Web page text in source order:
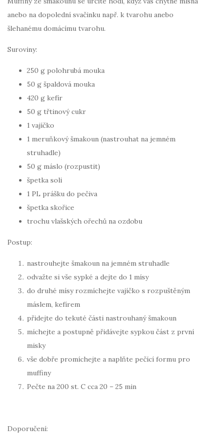
anebo na dopolední svačinku např. k tvarohu anebo
šlehanému domácímu tvarohu.
Suroviny:
250 g polohrubá mouka
50 g špaldová mouka
420 g kefír
50 g třtinový cukr
1 vajíčko
1 meruňkový šmakoun (nastrouhat na jemném
struhadle)
50 g máslo (rozpustit)
špetka soli
1 PL prášku do pečiva
špetka skořice
trochu vlašských ořechů na ozdobu
Postup:
nastrouhejte šmakoun na jemném struhadle
odvažte si vše sypké a dejte do 1 mísy
do druhé mísy rozmíchejte vajíčko s rozpuštěným
máslem, kefírem
přidejte do tekuté části nastrouhaný šmakoun
míchejte a postupně přidávejte sypkou část z první
misky
vše dobře promíchejte a naplňte pečící formu pro
muffiny
Pečte na 200 st. C cca 20 – 25 min
Doporučení: